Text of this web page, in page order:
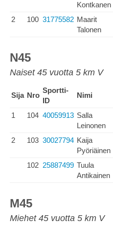
Kontkanen
2 100 31775582 Maarit
Talonen
N45
Naiset 45 vuotta 5 km V
Sija Nro
Sportti-
ID
Nimi
1 104 40059913 Salla
Leinonen
2 103 30027794 Kaija
Pyöriäinen
102 25887499 Tuula
Antikainen
M45
Miehet 45 vuotta 5 km V